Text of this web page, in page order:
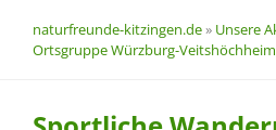
naturfreunde-kitzingen.de» Unsere
Ortsgruppe Würzburg-Veitshöchheim